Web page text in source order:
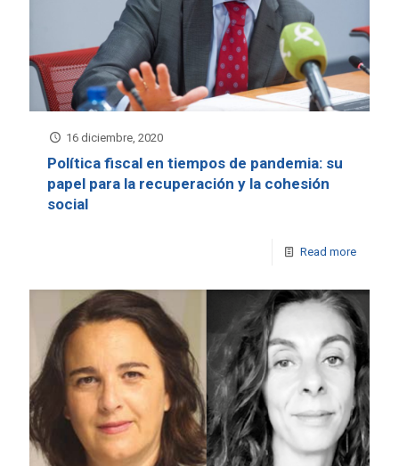
16 diciembre, 2020
Política fiscal en tiempos de pandemia: su
papel para la recuperación y la cohesión
social
Read more